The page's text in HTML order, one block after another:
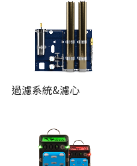
過濾系統&濾心